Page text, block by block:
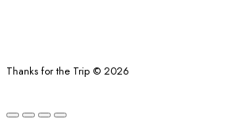
Thanks for the Trip © 2026